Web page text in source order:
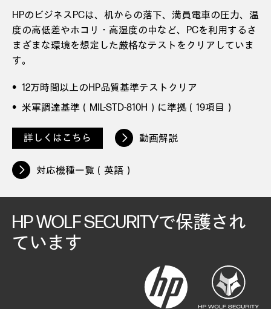
HPのビジネスPCは、机からの落下、満員電車の圧力、温
度の高低差やホコリ・高湿度の中など、PCを利用するさ
まざまな環境を想定した厳格なテストをクリアしていま
す。
12万時間以上のHP品質基準テストクリア
米軍調達基準（MIL-STD-810H）に準拠（19項目）
詳しくはこちら 動画解説
対応機種一覧（英語）
HP WOLF SECURITYで保護され
ています